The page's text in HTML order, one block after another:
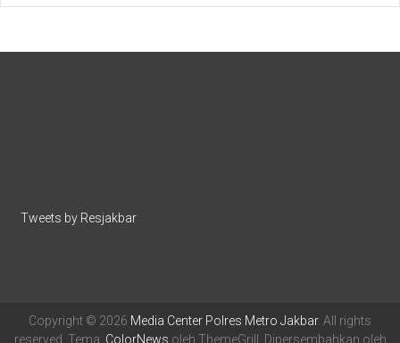
Tweets by Resjakbar
Copyright © 2026 Media Center Polres Metro Jakbar. All rights
reserved. Tema: ColorNews oleh ThemeGrill. Dipersembahkan oleh